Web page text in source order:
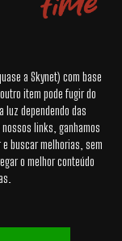
a Skynet) com base
item pode fugir do
luz dependendo das
links, ganhamos
buscar melhorias, sem
o melhor conteúdo